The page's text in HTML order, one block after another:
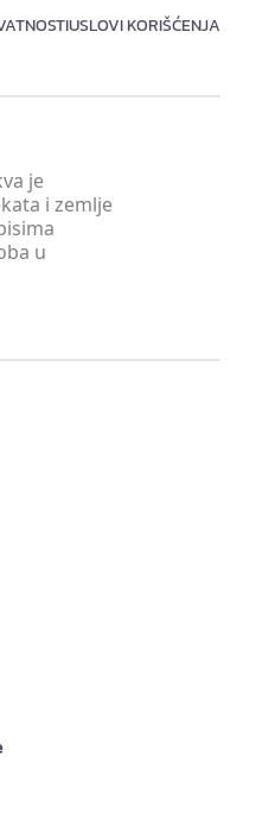
USLOVI KORIŠĆENJA
je
i zemlje
u